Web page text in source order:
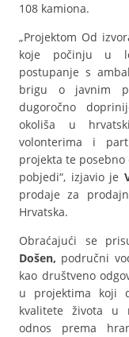
108 kamiona.
„Projektom Od
koje počinju u
postupanje s
brigu o javnim
dugoročno
okoliša u
volonterima i
projekta te
pobjedi“, izjavio je
prodaje za
Hrvatska.
Obraćajući se
Došen, područni
kao društveno
u projektima koji
kvalitete života u
odnos prema